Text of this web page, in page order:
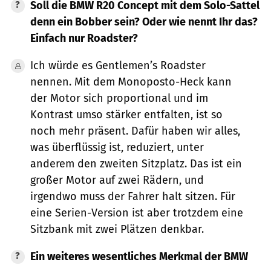
Soll die BMW R20 Conceptmit dem Solo-Sattel
denn ein Bobber sein? Oder wie nennt Ihr das?
Einfach nur Roadster?
Ich würde es Gentlemen’s Roadster
nennen. Mit dem Monoposto-Heck kann
der Motor sich proportional und im
Kontrast umso stärker entfalten, ist so
noch mehr präsent. Dafür haben wir alles,
was überflüssig ist, reduziert, unter
anderem den zweiten Sitzplatz. Das ist ein
großer Motor auf zwei Rädern, und
irgendwo muss der Fahrer halt sitzen. Für
eine Serien-Version ist aber trotzdem eine
Sitzbank mit zwei Plätzen denkbar.
Ein weiteres wesentliches Merkmal derBMW